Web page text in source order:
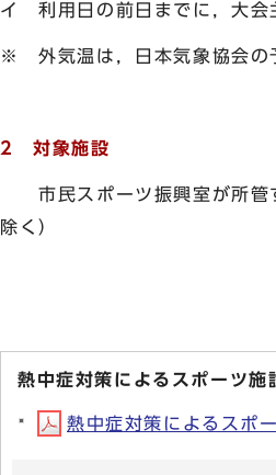
イ 利用日の前日までに，大会
※ 外気温は，日本気象協会の
2 対象施設
市民スポーツ振興室が所管す
除く）
熱中症対策によるスポーツ施
熱中症対策によるスポ